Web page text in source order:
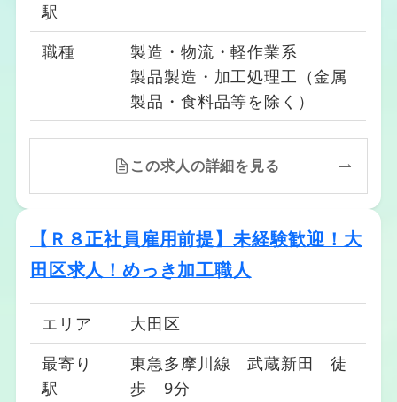
駅
職種
製造・物流・軽作業系
製品製造・加工処理工（金属
製品・食料品等を除く）
この求人の詳細を見る
【Ｒ８正社員雇用前提】未経験歓迎！大
田区求人！めっき加工職人
エリア
大田区
最寄り
駅
東急多摩川線 武蔵新田 徒
歩 9分